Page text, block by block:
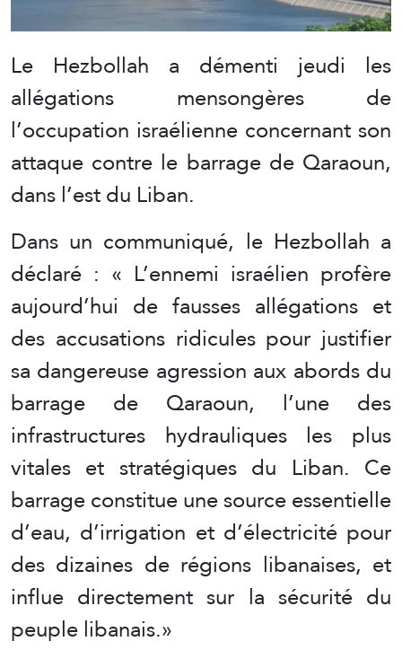
Le Hezbollah a démenti jeudi les
allégations mensongères de
l’occupation israélienne concernant son
attaque contre le barrage de Qaraoun,
dans l’est du Liban.
Dans un communiqué, le Hezbollah a
déclaré : « L’ennemi israélien profère
aujourd’hui de fausses allégations et
des accusations ridicules pour justifier
sa dangereuse agression aux abords du
barrage de Qaraoun, l’une des
infrastructures hydrauliques les plus
vitales et stratégiques du Liban. Ce
barrage constitue une source essentielle
d’eau, d’irrigation et d’électricité pour
des dizaines de régions libanaises, et
influe directement sur la sécurité du
peuple libanais.»